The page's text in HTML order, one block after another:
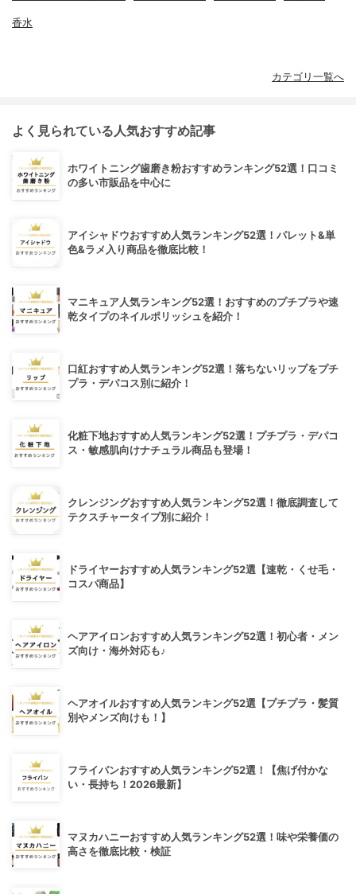
香水
カテゴリ一覧へ
よく見られている人気おすすめ記事
ホワイトニング歯磨き粉おすすめランキング52選！口コミ
の多い市販品を中心に
アイシャドウおすすめ人気ランキング52選！パレット&単
色&ラメ入り商品を徹底比較！
マニキュア人気ランキング52選！おすすめのプチプラや速
乾タイプのネイルポリッシュを紹介！
口紅おすすめ人気ランキング52選！落ちないリップをプチ
プラ・デパコス別に紹介！
化粧下地おすすめ人気ランキング52選！プチプラ・デパコ
ス・敏感肌向けナチュラル商品も登場！
クレンジングおすすめ人気ランキング52選！徹底調査して
テクスチャータイプ別に紹介！
ドライヤーおすすめ人気ランキング52選【速乾・くせ毛・
コスパ商品】
ヘアアイロンおすすめ人気ランキング52選！初心者・メン
ズ向け・海外対応も♪
ヘアオイルおすすめ人気ランキング52選【プチプラ・髪質
別やメンズ向けも！】
フライパンおすすめ人気ランキング52選！【焦げ付かな
い・長持ち！2026最新】
マヌカハニーおすすめ人気ランキング52選！味や栄養価の
高さを徹底比較・検証